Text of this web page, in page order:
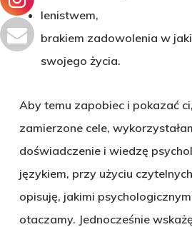
lenistwem,
brakiem zadowolenia w
swojego życia.
Aby temu zapobiec i pokazać
zamierzone cele,
doświadczenie i wiedzę
językiem, przy użyciu
opisuję, jakimi
otaczamy. Jednocześnie